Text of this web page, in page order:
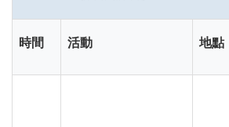
時間 活動 地點